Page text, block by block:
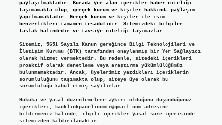
paylaşılmaktadır. Burada yer alan içerikler haber niteliği
taşımamakta olup, gerçek kurum ve kişiler hakkında paylaşım
yapılmamaktadır. Gerçek kurum ve kişiler ile isim
benzerlikleri tamamen tesadüfidir. Sitemizdeki bilgiler
taslak halindedir ve tavsiye niteliği taşımazlar.
Sitemiz, 5651 Sayılı Kanun gereğince Bilgi Teknolojileri ve
İletişim Kurumu (BTK) tarafından onaylanmış bir Yer Sağlayıcı
olarak hizmet vermektedir. Bu nedenle, sitedeki içerikleri
proaktif olarak denetleme veya araştırma yükümlülüğümüz
bulunmamaktadır. Ancak, üyelerimiz yazdıkları içeriklerin
sorumluluğunu taşımakta olup, siteye üye olarak bu
sorumluluğu kabul etmiş sayılırlar.
Hukuka ve yasal düzenlemelere aykırı olduğunu düşündüğünüz
içerikleri, backlinkpanelicomtr@gmail.comadresine
bildirmeniz halinde, ilgili içerikler yasal süre içerisinde
sitemizden kaldırılacaktır.